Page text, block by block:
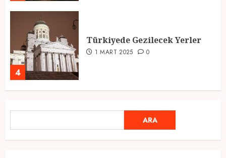
4
Türkiyede Gezilecek Yerler
1 MART 2025 0
Ramazan Ayı 2025: Manevi
Atmosfer ve Özel Hazırlıklar
ARA